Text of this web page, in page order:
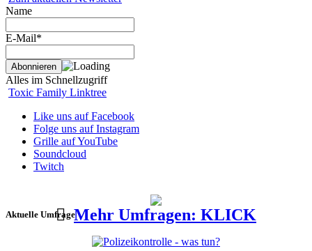
Name
E-Mail*
Alles im Schnellzugriff
Toxic Family Linktree
Like uns auf Facebook
Folge uns auf Instagram
Grille auf YouTube
Soundcloud
Twitch
Aktuelle UmfrageMehr Umfragen: KLICK